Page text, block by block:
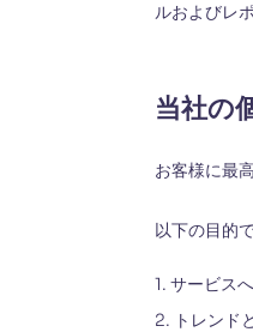
ルおよびレ
当社の
お客様に最
以下の目的
1. サービス
2. トレンド